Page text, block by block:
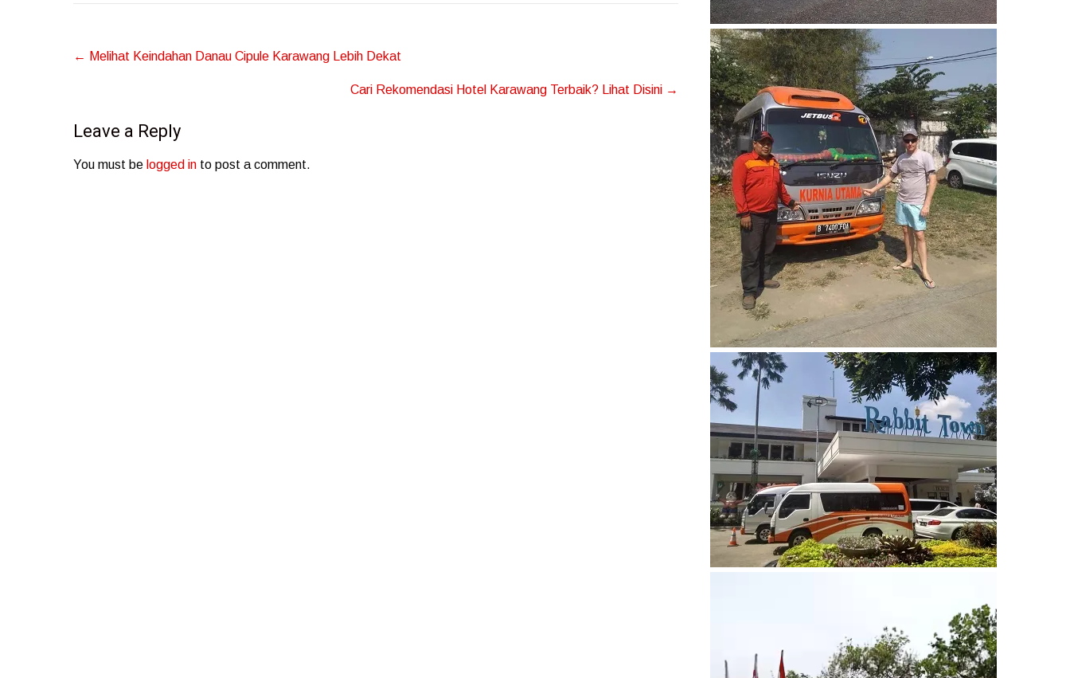
Post
← Melihat Keindahan Danau Cipule Karawang Lebih Dekat
Cari Rekomendasi Hotel Karawang Terbaik? Lihat Disini →
Leave a Reply
You must be logged in to post a comment.